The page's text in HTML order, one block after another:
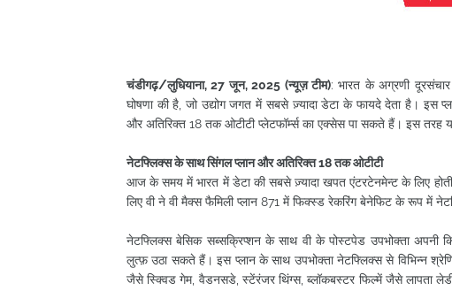
चंडीगढ़/लुधियाना, 27 जून, 2025 (न्यूज़ टीम): भारत के अग्रणी
घोषणा की है, जो उद्योग जगत में सबसे ज़्यादा डेटा के फायदे देता है। इस
और अतिरिक्त 18 तक ओटीटी प्लेटफॉर्म्स का एक्सेस पा सकते हैं। इस तरह
नेटफ्लिक्स के साथ सिंगल प्लान और अतिरिक्त 18 तक ओटीटी
आज के समय में भारत में डेटा की सबसे ज़्यादा खपत एंटरटेनमेन्ट के लिए
लिए वी ने वी मैक्स फैमिली प्लान 871 में फिक्स्ड रेकरिंग बेनेफिट के रूप में
नेटफ्लिक्स बेसिक सब्सक्रिप्शन के साथ वी के पोस्टपेड उपभोक्ता अपनी
लुत्फ़ उठा सकते हैं। इस प्लान के साथ उपभोक्ता नेटफ्लिक्स से विभिन्न
जैसे स्क्विड गेम, वैडनसडे, स्टेंरंजर थिंग्स, ब्लॉकबस्टर फिल्में जैसे लापता